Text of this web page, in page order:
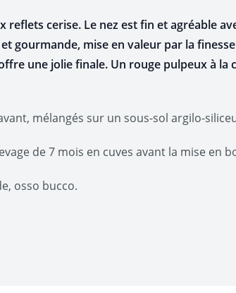
reflets cerise. Le nez est fin et agréable
gourmande, mise en valeur par la
une jolie finale. Un rouge pulpeux à la
mélangés sur un sous-sol argilo-
de 7 mois en cuves avant la mise en
osso bucco.